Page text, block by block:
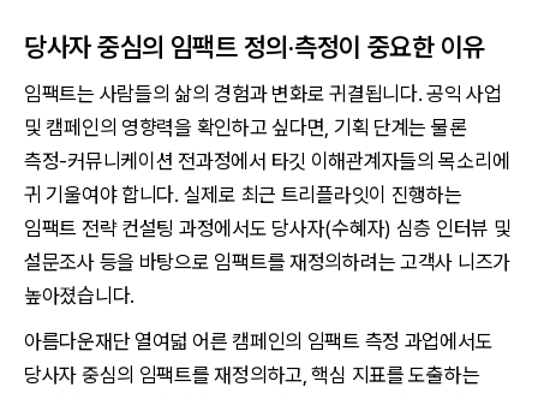
당사자 중심의 임팩트 정의·측정이 중요한 이유
임팩트는 사람들의 삶의 경험과 변화로 귀결됩니다. 공익 사업
및 캠페인의 영향력을 확인하고 싶다면, 기획 단계는 물론
측정-커뮤니케이션 전과정에서 타깃 이해관계자들의 목소리에
귀 기울여야 합니다. 실제로 최근 트리플라잇이 진행하는
임팩트 전략 컨설팅 과정에서도 당사자(수혜자) 심층 인터뷰 및
설문조사 등을 바탕으로 임팩트를 재정의하려는 고객사 니즈가
높아졌습니다.
아름다운재단 열여덟 어른 캠페인의 임팩트 측정 과업에서도
당사자 중심의 임팩트를 재정의하고, 핵심 지표를 도출하는